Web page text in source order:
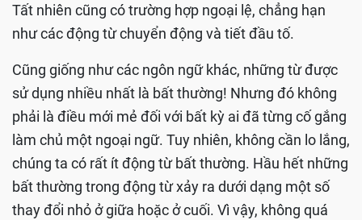
Tất nhiên cũng có trường hợp ngoại lệ, chẳng hạn
như các động từ chuyển động và tiết đầu tố.
Cũng giống như các ngôn ngữ khác, những từ được
sử dụng nhiều nhất là bất thường! Nhưng đó không
phải là điều mới mẻ đối với bất kỳ ai đã từng cố gắng
làm chủ một ngoại ngữ. Tuy nhiên, không cần lo lắng,
chúng ta có rất ít động từ bất thường. Hầu hết những
bất thường trong động từ xảy ra dưới dạng một số
thay đổi nhỏ ở giữa hoặc ở cuối. Vì vậy, không quá